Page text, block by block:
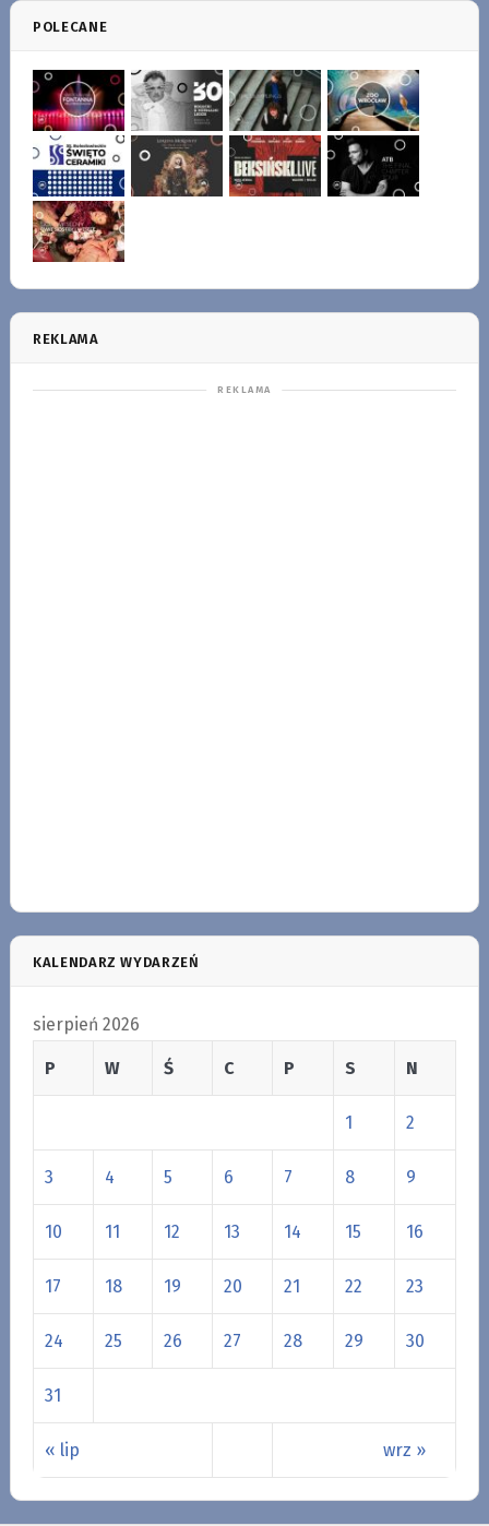
POLECANE
REKLAMA
KALENDARZ WYDARZEŃ
sierpień 2026
P W Ś C P S N
« lip wrz »
1 2
3 4 5 6 7 8 9
10 11 12 13 14 15 16
17 18 19 20 21 22 23
24 25 26 27 28 29 30
31